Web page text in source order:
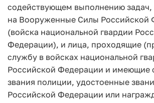
содействующем выполнению
на Вооруженные Силы Российской
(войска национальной гвардии
Федерации), и лица, проходящие
службу в войсках национальной
Российской Федерации и имеющие
звания полиции, удостоенные
Российской Федерации или